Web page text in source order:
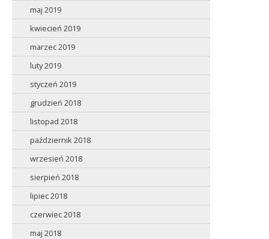
maj 2019
kwiecień 2019
marzec 2019
luty 2019
styczeń 2019
grudzień 2018
listopad 2018
październik 2018
wrzesień 2018
sierpień 2018
lipiec 2018
czerwiec 2018
maj 2018